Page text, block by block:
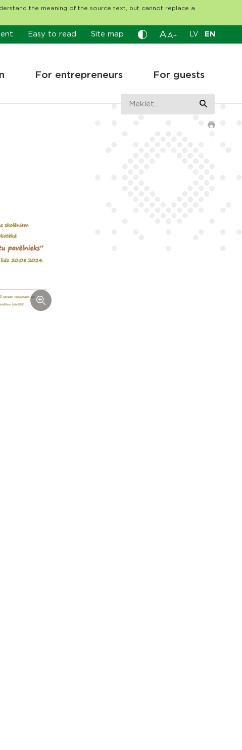
the meaning of the source text, but cannot replace a
Easy to read Site map A A+ LV EN
For entrepreneurs For guests